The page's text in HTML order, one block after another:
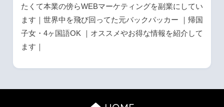
たくて本業の傍らWEBマーケティングを副業にしてい
ます｜世界中を飛び回ってた元バックパッカー ｜帰国
子女・4ヶ国語OK ｜オススメやお得な情報を紹介して
ます｜